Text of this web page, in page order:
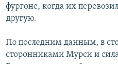
фургоне, когда их
другую.
По последним данным, в
сторонниками Мурси и